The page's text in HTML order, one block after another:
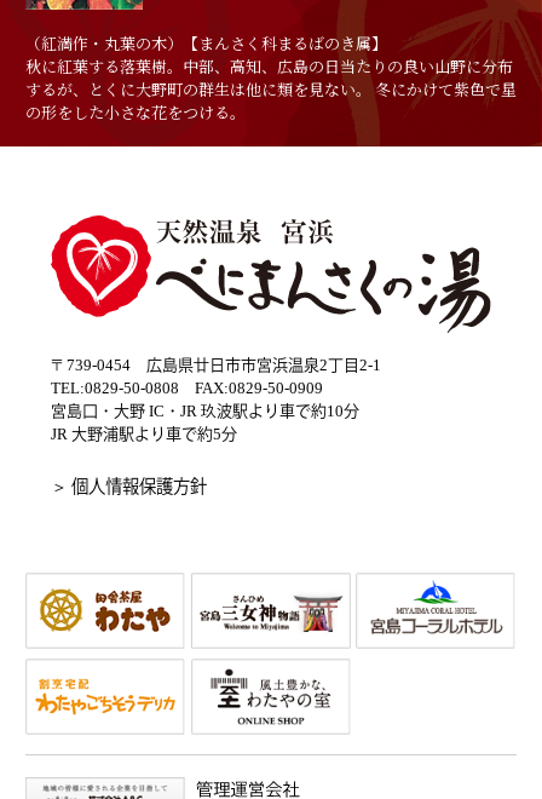
（紅満作・丸葉の木）【まんさく科まるばのき属】
秋に紅葉する落葉樹。中部、高知、広島の日当たりの良い山野に分布
するが、とくに大野町の群生は他に類を見ない。 冬にかけて紫色で星
の形をした小さな花をつける。
〒739-0454 広島県廿日市市宮浜温泉2丁目2-1
TEL:0829-50-0808 FAX:0829-50-0909
宮島口・大野 IC・JR 玖波駅より車で約10分
JR 大野浦駅より車で約5分
＞ 個人情報保護方針